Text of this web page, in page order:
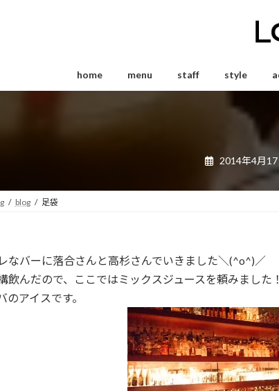
home menu staff style
2014年4月17
blog 足袋
なバーに落合さんと高杉さんでいきました＼(^o^)／
飲んだので、ここではミックスジュースを頼みました！
のアイスです。